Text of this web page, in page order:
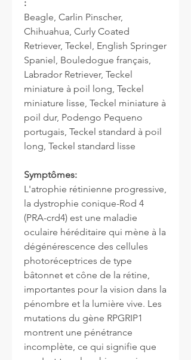
:
Beagle, Carlin Pinscher,
Chihuahua, Curly Coated
Retriever, Teckel, English Springer
Spaniel, Bouledogue français,
Labrador Retriever, Teckel
miniature à poil long, Teckel
miniature lisse, Teckel miniature à
poil dur, Podengo Pequeno
portugais, Teckel standard à poil
long, Teckel standard lisse
Symptômes:
L'atrophie rétinienne progressive,
la dystrophie conique-Rod 4
(PRA-crd4) est une maladie
oculaire héréditaire qui mène à la
dégénérescence des cellules
photoréceptrices de type
bâtonnet et cône de la rétine,
importantes pour la vision dans la
pénombre et la lumière vive. Les
mutations du gène RPGRIP1
montrent une pénétrance
incomplète, ce qui signifie que